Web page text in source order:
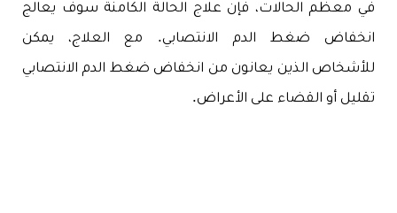
في معظم الحالات، فإن علاج الحالة الكامنة سوف يعالج
انخفاض ضغط الدم الانتصابي. مع العلاج، يمكن
للأشخاص الذين يعانون من انخفاض ضغط الدم الانتصابي
تقليل أو القضاء على الأعراض.